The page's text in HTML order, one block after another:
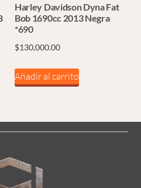
Harley Davidson Dyna Fat
Bob 1690cc 2013 Negra
*690
$130,000.00
Añadir al carrito